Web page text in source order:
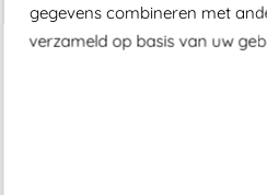
gegevens combineren met
verzameld op basis van uw